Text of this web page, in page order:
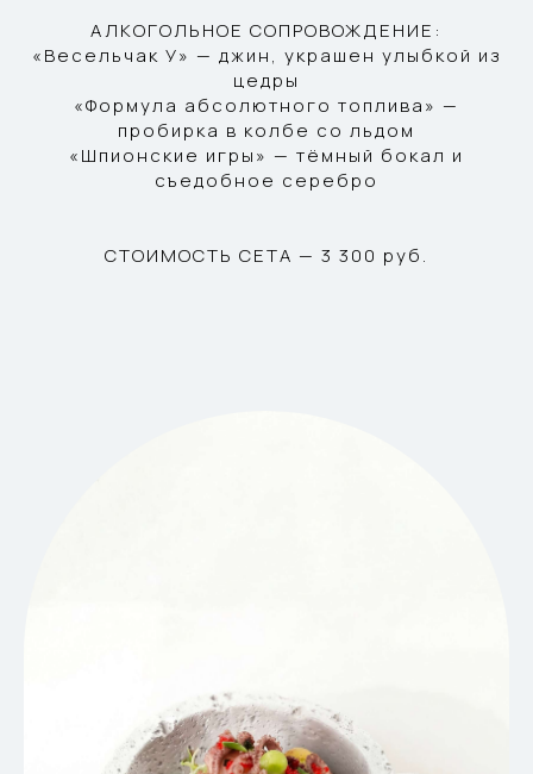
АЛКОГОЛЬНОЕ СОПРОВОЖДЕНИЕ:
«Весельчак У» — джин, украшен улыбкой из
цедры
«Формула абсолютного топлива» —
пробирка в колбе со льдом
«Шпионские игры» — тёмный бокал и
съедобное серебро
СТОИМОСТЬ СЕТА — 3 300 руб.